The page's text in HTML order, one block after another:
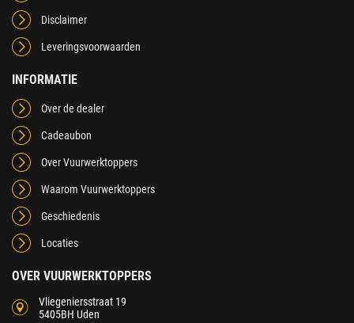
Disclaimer
Leveringsvoorwaarden
INFORMATIE
Over de dealer
Cadeaubon
Over Vuurwerktoppers
Waarom Vuurwerktoppers
Geschiedenis
Locaties
OVER VUURWERKTOPPERS
Vliegeniersstraat 19
5405BH Uden